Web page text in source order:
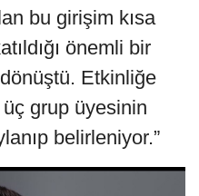
bu girişim kısa
önemli bir
Etkinliğe
grup üyesinin
belirleniyor.”